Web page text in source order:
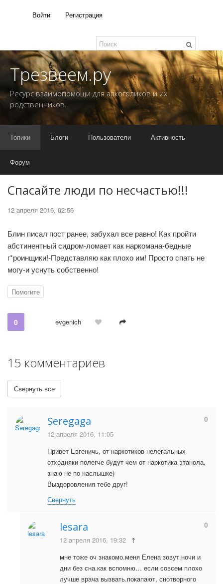
Войти Регистрация
Трезвеем.ру
Ресурс взаимопомощи для алкоголиков и их
родственников.
Топики Блоги Пользователи Активность
Форум
Спасайте люди по несчастью!!!
12 апреля 2016, 02:56
Блин писал пост ранее, забухал все равно! Как пройти
абстинентный сидром-ломает как наркомана-бедные
г*роинщики!-Представляю как плохо им! Просто спать не
могу-и уснуть собственно!
Помогите
0 evgenich
15 комментариев
Свернуть все
Seregaga
12 апреля 2016, 11:05
0
Привет Евгеничь, от наркотиков нелегальных
отходняки полегче будут чем от наркотика этанола,
знаю не по наслышке)
Выздоровления тебе друг!
Свернуть
lesara
12 апреля 2016, 19:32 ↑
0
мне тоже оч знакомо.меня Елена зовут.ночи и
дни без сна.как вспомню… если совсем плохо
лучше врача вызвать.покапают, снотворного